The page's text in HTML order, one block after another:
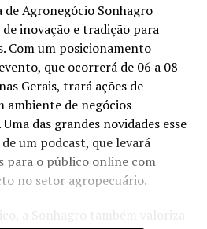
de Agronegócio Sonhagro
inovação e tradição para
Com um posicionamento
que ocorrerá de 06 a 08
Gerais, trará ações de
ambiente de negócios
das grandes novidades esse
um podcast, que levará
para o público online com
no setor agropecuário.